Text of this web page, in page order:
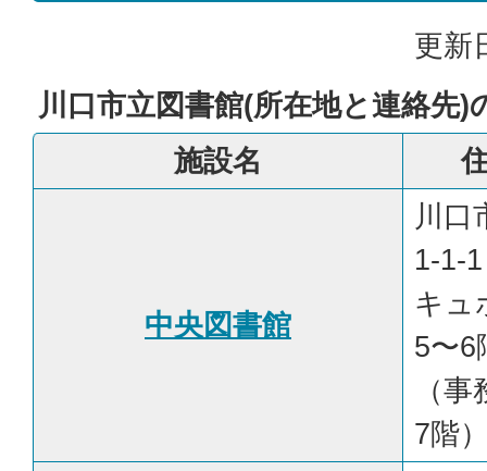
更新
川口市立図書館(所在地と連絡先)
施設名
中央図書館
川口
1-1-1
キュ
5〜6
（
7階